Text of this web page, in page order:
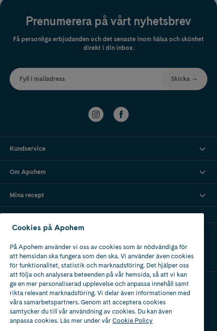
Prenumerera på vårt nyhetsbrev
Få personliga erbjudanden och det senaste inom hälsa och skönhet
direkt i din inbox.
Fyll i mailadress Skicka
Kundservice
Om Apohem
Mina recept
Apotek med tillstånd
av Läkemedelsverket
Cookies på Apohem
På Apohem använder vi oss av cookies som är nödvändiga för
att hemsidan ska fungera som den ska. Vi använder även cookies
för funktionalitet, statistik och marknadsföring. Det hjälper oss
att följa och analysera beteenden på vår hemsida, så att vi kan
ge en mer personaliserad upplevelse och anpassa innehåll samt
rikta relevant marknadsföring. Vi delar även informationen med
våra samarbetspartners. Genom att acceptera cookies
samtycker du till vår användning av cookies. Du kan även
anpassa cookies. Läs mer under vårCookie Policy